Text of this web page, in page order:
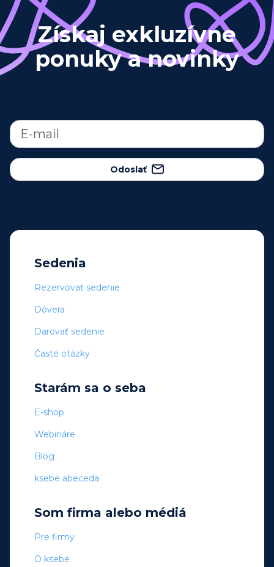
Získaj exkluzívne
ponuky a novinky
Odoslať
Sedenia
Rezervovať sedenie
Dôvera
Darovať sedenie
Časté otázky
Starám sa o seba
E-shop
Webináre
Blog
ksebe abeceda
Som firma alebo médiá
Pre firmy
O ksebe